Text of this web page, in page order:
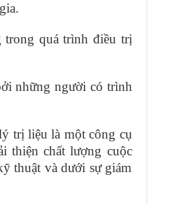
trong quá trình điều trị
những người có trình
trị liệu là một công cụ
thiện chất lượng cuộc
thuật và dưới sự giám